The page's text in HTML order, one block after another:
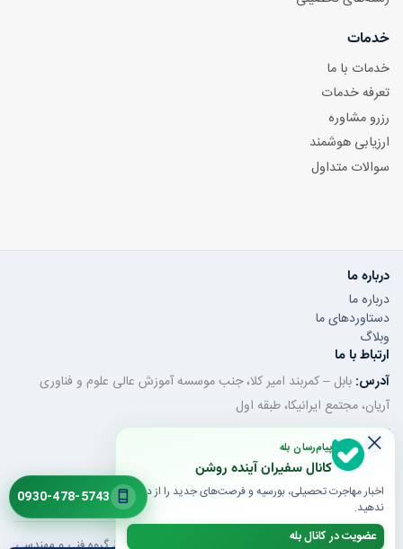
خدمات
خدمات با ما
تعرفه خدمات
رزرو مشاوره
ارزیابی هوشمند
سوالات متداول
درباره ما
درباره ما
دستاوردهای ما
وبلاگ
ارتباط با ما
آدرس: بابل – کمربند امیر کلا، جنب موسسه آموزش عالی علوم و فناوری
آریان، مجتمع ایرانیکا، طبقه اول
تلفن ثابت:011-32350320
موبایل / واتساپ: 0930-478-5743
ایمیل:saroshanbbl@gmail.com
0930-478-5743
پیام‌رسان بله
کانال سفیران آینده روشن
اخبار مهاجرت تحصیلی، بورسیه و فرصت‌های جدید را از دست
ندهید.
عضویت در کانال بله